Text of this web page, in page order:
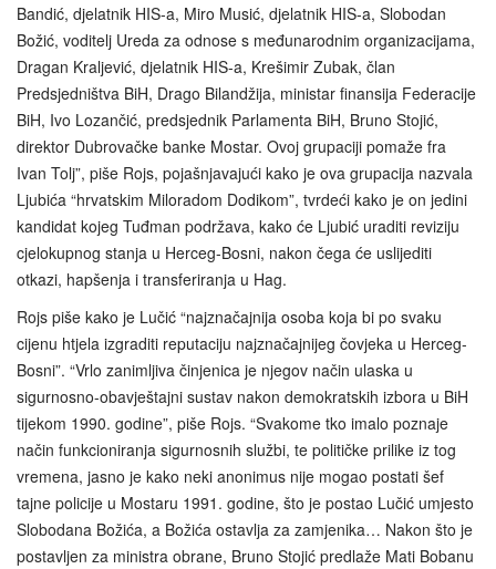
Bandić, djelatnik HIS-a, Miro Musić, djelatnik HIS-a, Slobodan
Božić, voditelj Ureda za odnose s međunarodnim organizacijama,
Dragan Kraljević, djelatnik HIS‑a, Krešimir Zubak, član
Predsjedništva BiH, Drago Bilandžija, ministar finansija Federacije
BiH, Ivo Lozančić, predsjednik Parlamenta BiH, Bruno Stojić,
direktor Dubrovačke banke Mostar. Ovoj grupaciji pomaže fra
Ivan Tolj”, piše Rojs, pojašnjavajući kako je ova grupacija nazvala
Ljubića “hrvatskim Miloradom Dodikom”, tvrdeći kako je on jedini
kandidat kojeg Tuđman podržava, kako će Ljubić uraditi reviziju
cjelokupnog stanja u Herceg-Bosni, nakon čega će uslijediti
otkazi, hapšenja i transferiranja u Hag.
Rojs piše kako je Lučić “najznačajnija osoba koja bi po svaku
cijenu htjela izgraditi reputaciju najznačajnijeg čovjeka u Herceg-
Bosni”. “Vrlo zanimljiva činjenica je njegov način ulaska u
sigurnosno-obavještajni sustav nakon demokratskih izbora u BiH
tijekom 1990. godine”, piše Rojs. “Svakome tko imalo poznaje
način funkcioniranja sigurnosnih službi, te političke prilike iz tog
vremena, jasno je kako neki anonimus nije mogao postati šef
tajne policije u Mostaru 1991. godine, što je postao Lučić umjesto
Slobodana Božića, a Božića ostavlja za zamjenika… Nakon što je
postavljen za ministra obrane, Bruno Stojić predlaže Mati Bobanu